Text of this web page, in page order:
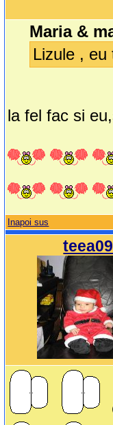
Maria &
Lizule ,
la fel fac si
Inapoi sus
teea09